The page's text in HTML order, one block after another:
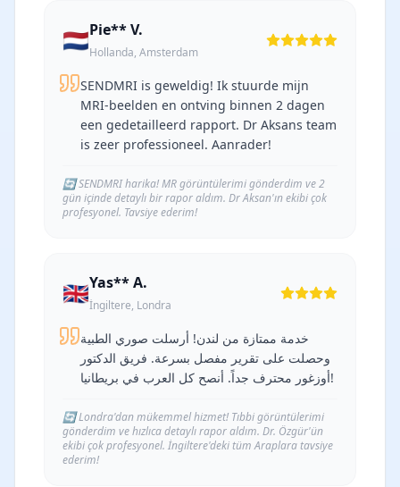
🇳🇱Pie** V.
Hollanda, Amsterdam
SENDMRI is geweldig! Ik stuurde mijn
MRI-beelden en ontving binnen 2 dagen
een gedetailleerd rapport. Dr Aksans team
is zeer professioneel. Aanrader!
🔄SENDMRI harika! MR görüntülerimi gönderdim ve 2
gün içinde detaylı bir rapor aldım. Dr Aksan'ın ekibi çok
profesyonel. Tavsiye ederim!
🇬🇧Yas** A.
İngiltere, Londra
خدمة ممتازة من لندن! أرسلت صوري الطبية
وحصلت على تقرير مفصل بسرعة. فريق الدكتور
أوزغور محترف جداً. أنصح كل العرب في بريطانيا!
🔄Londra'dan mükemmel hizmet! Tıbbi görüntülerimi
gönderdim ve hızlıca detaylı rapor aldım. Dr. Özgür'ün
ekibi çok profesyonel. İngiltere'deki tüm Araplara tavsiye
ederim!